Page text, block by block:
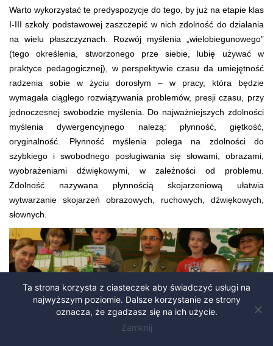
Warto wykorzystać te predyspozycje do tego, by już na etapie klas
I-III szkoły podstawowej zaszczepić w nich zdolność do działania
na wielu płaszczyznach. Rozwój myślenia „wielobiegunowego”
(tego określenia, stworzonego prze siebie, lubię używać w
praktyce pedagogicznej), w perspektywie czasu da umiejętność
radzenia sobie w życiu dorosłym – w pracy, która będzie
wymagała ciągłego rozwiązywania problemów, presji czasu, przy
jednoczesnej swobodzie myślenia. Do najważniejszych zdolności
myślenia dywergencyjnego należą: płynność, giętkość,
oryginalność. Płynność myślenia polega na zdolności do
szybkiego i swobodnego posługiwania się słowami, obrazami,
wyobrażeniami dźwiękowymi, w zależności od problemu.
Zdolność nazywana płynnością skojarzeniową ułatwia
wytwarzanie skojarzeń obrazowych, ruchowych, dźwiękowych,
słownych.
Ta strona korzysta z ciasteczek aby świadczyć usługi na
najwyższym poziomie. Dalsze korzystanie ze strony
oznacza, że zgadzasz się na ich użycie.
Zamknij